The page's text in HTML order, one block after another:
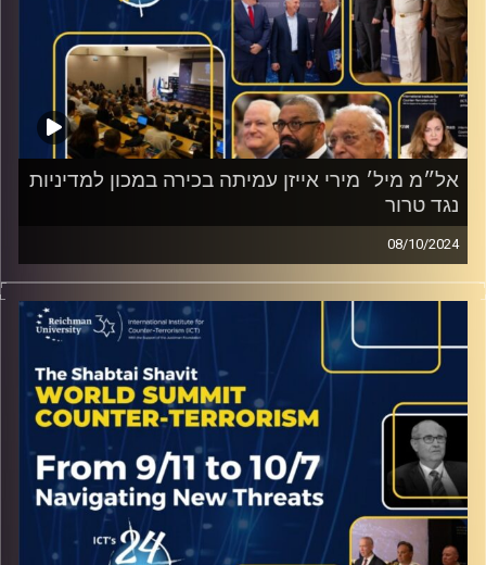
אל״מ מיל׳ מירי אייזן עמיתה בכירה במכון למדיניות
נגד טרור
08/10/2024
ראיון מהכנס השנתי של המכון למדיניות נגד טרור עם אל״מ
מיל׳ מירי אייזן עמיתה בכירה במכון למדיניות נגד טרור
קרדיט תמונות: ICT